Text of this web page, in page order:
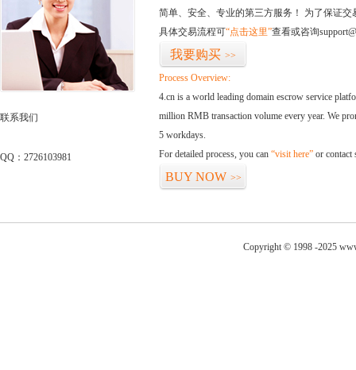
联系我们
QQ：2726103981
简单、安全、专业的第三方服务！ 为了保证
具体交易流程可“点击这里”查看或咨询
我要购买 >>
Process Overview:
4.cn is a world leading domain escrow service
million RMB transaction volume every year. We
5 workdays.
For detailed process, you can “visit here” or contact
BUY NOW >>
Copyright © 1998 -2025